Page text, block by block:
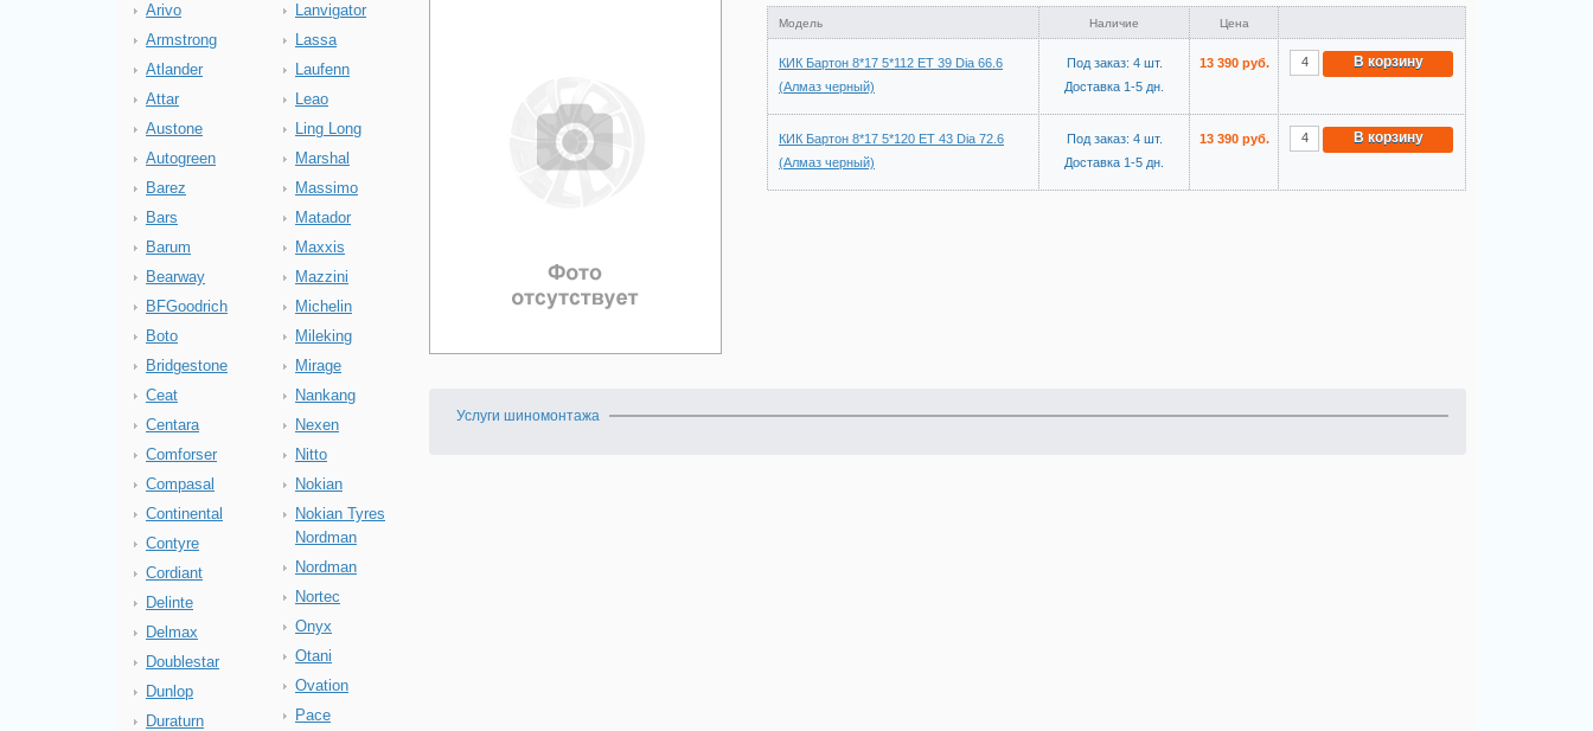
Arivo
Armstrong
Atlander
Attar
Austone
Autogreen
Barez
Bars
Barum
Bearway
BFGoodrich
Boto
Bridgestone
Ceat
Centara
Comforser
Compasal
Continental
Contyre
Cordiant
Delinte
Delmax
Doublestar
Dunlop
Duraturn
Lanvigator
Lassa
Laufenn
Leao
Ling Long
Marshal
Massimo
Matador
Maxxis
Mazzini
Michelin
Mileking
Mirage
Nankang
Nexen
Nitto
Nokian
Nokian Tyres
Nordman
Nordman
Nortec
Onyx
Otani
Ovation
Pace
Модель Наличие Цена
КИК Бартон 8*17 5*112 ET 39 Dia 66.6
(Алмаз черный)
Под заказ: 4 шт.
Доставка 1-5 дн.
13 390 руб. В корзину
КИК Бартон 8*17 5*120 ET 43 Dia 72.6
(Алмаз черный)
Под заказ: 4 шт.
Доставка 1-5 дн.
13 390 руб. В корзину
Услуги шиномонтажа